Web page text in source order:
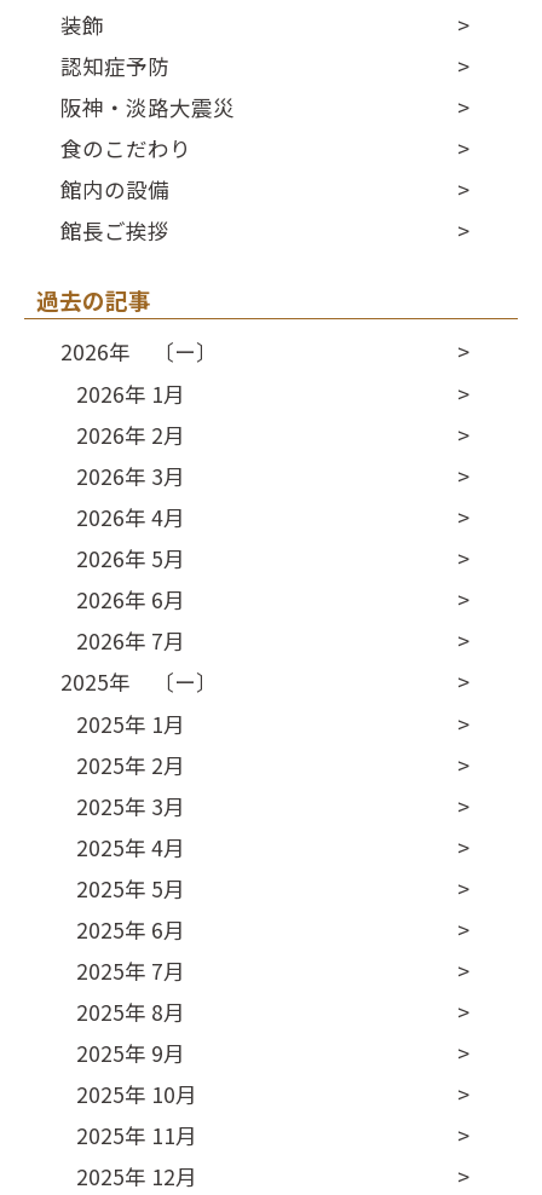
装飾
認知症予防
阪神・淡路大震災
食のこだわり
館内の設備
館長ご挨拶
過去の記事
2026年 〔ー〕
2026年 1月
2026年 2月
2026年 3月
2026年 4月
2026年 5月
2026年 6月
2026年 7月
2025年 〔ー〕
2025年 1月
2025年 2月
2025年 3月
2025年 4月
2025年 5月
2025年 6月
2025年 7月
2025年 8月
2025年 9月
2025年 10月
2025年 11月
2025年 12月